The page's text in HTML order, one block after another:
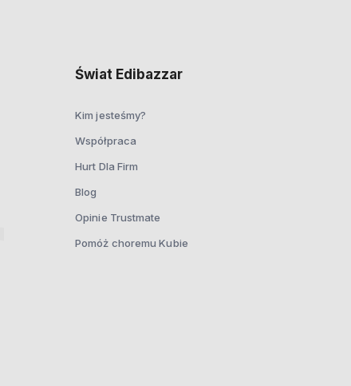
Świat Edibazzar
Kim jesteśmy?
Współpraca
Hurt Dla Firm
Blog
Opinie Trustmate
Pomóż choremu Kubie